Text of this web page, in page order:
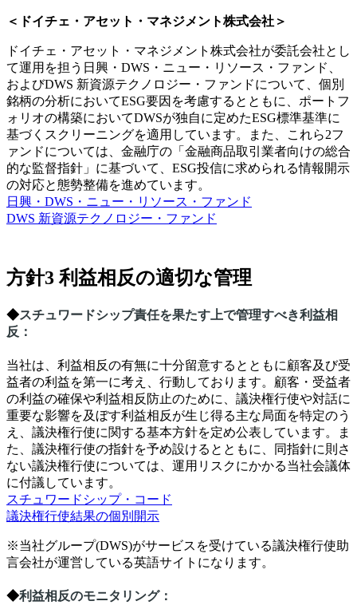
＜ドイチェ・アセット・マネジメント株式会社＞
ドイチェ・アセット・マネジメント株式会社が委託会社とし
て運用を担う日興・DWS・ニュー・リソース・ファンド、
およびDWS 新資源テクノロジー・ファンドについて、個別
銘柄の分析においてESG要因を考慮するとともに、ポートフ
ォリオの構築においてDWSが独自に定めたESG標準基準に
基づくスクリーニングを適用しています。また、これら2フ
ァンドについては、金融庁の「金融商品取引業者向けの総合
的な監督指針」に基づいて、ESG投信に求められる情報開示
の対応と態勢整備を進めています。
日興・DWS・ニュー・リソース・ファンド
DWS 新資源テクノロジー・ファンド
方針3 利益相反の適切な管理
◆スチュワードシップ責任を果たす上で管理すべき利益相
反 ：
当社は、利益相反の有無に十分留意するとともに顧客及び受
益者の利益を第一に考え、行動しております。顧客・受益者
の利益の確保や利益相反防止のために、議決権行使や対話に
重要な影響を及ぼす利益相反が生じ得る主な局面を特定のう
え、議決権行使に関する基本方針を定め公表しています。ま
た、議決権行使の指針を予め設けるとともに、同指針に則さ
ない議決権行使については、運用リスクにかかる当社会議体
に付議しています。
スチュワードシップ・コード
議決権行使結果の個別開示
※当社グループ(DWS)がサービスを受けている議決権行使助
言会社が運営している英語サイトになります。
◆利益相反のモニタリング：